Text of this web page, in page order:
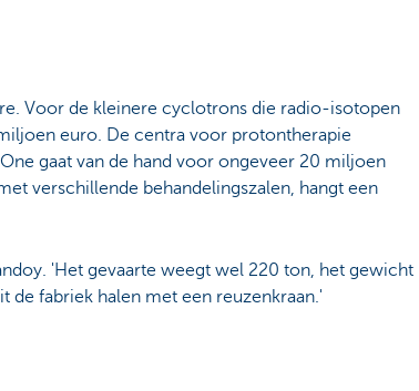
Voor de kleinere cyclotrons die radio-isotopen
euro. De centra voor protontherapie
gaat van de hand voor ongeveer 20 miljoen
verschillende behandelingszalen, hangt een
'Het gevaarte weegt wel 220 ton, het gewicht
de fabriek halen met een reuzenkraan.'